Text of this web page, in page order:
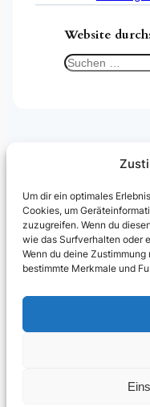
Um dir ein optimales
Cookies, um
zuzugreifen. Wenn du
wie das Surfverhalten oder
Wenn du deine
bestimmte Merkmale und
Website
S
Julian Kusenberg
Microsoft Purview,
Management, Data
Impressum &